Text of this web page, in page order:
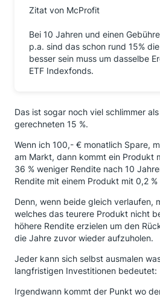
Zitat von McProfit
Bei 10 Jahren und einen
p.a. sind das schon rund 15%
besser sein muss um dasselbe
ETF Indexfonds.
Das ist sogar noch viel schlimmer
gerechneten 15 %.
Wenn ich 100,- € monatlich Spare,
am Markt, dann kommt ein Produkt
36 % weniger Rendite nach 10
Rendite mit einem Produkt mit 0,2 %
Denn, wenn beide gleich verlaufen,
welches das teurere Produkt nicht
höhere Rendite erzielen um den
die Jahre zuvor wieder aufzuholen.
Jeder kann sich selbst ausmalen
langfristigen Investitionen bedeutet:
Irgendwann kommt der Punkt wo